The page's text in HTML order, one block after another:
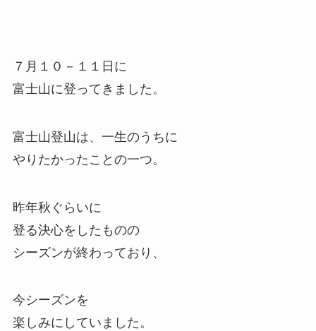
７月１０－１１日に
富士山に登ってきました。
富士山登山は、一生のうちに
やりたかったことの一つ。
昨年秋ぐらいに
登る決心をしたものの
シーズンが終わっており、
今シーズンを
楽しみにしていました。